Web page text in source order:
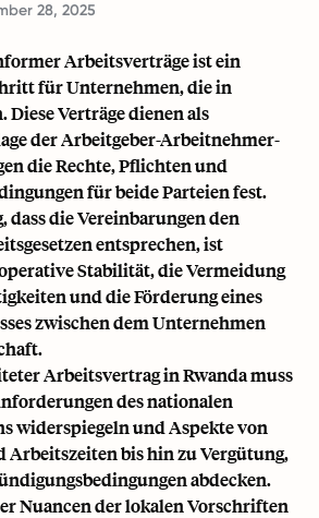
28, 2025
Arbeitsverträge ist ein
für Unternehmen, die in
Diese Verträge dienen als
der Arbeitgeber-Arbeitnehmer-
die Rechte, Pflichten und
für beide Parteien fest.
dass die Vereinbarungen den
entsprechen, ist
Stabilität, die Vermeidung
und die Förderung eines
zwischen dem Unternehmen
Arbeitsvertrag in Rwanda muss
des nationalen
widerspiegeln und Aspekte von
Arbeitszeiten bis hin zu Vergütung,
abdecken.
Nuancen der lokalen Vorschriften